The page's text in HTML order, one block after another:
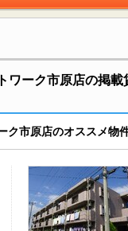
ワーク市原店の掲
ク市原店のオススメ物